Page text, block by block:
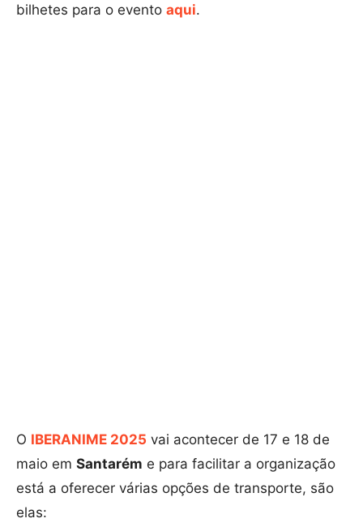
bilhetes para o evento aqui.
O IBERANIME 2025 vai acontecer de 17 e 18 de
maio em Santarém e para facilitar a organização
está a oferecer várias opções de transporte, são
elas: